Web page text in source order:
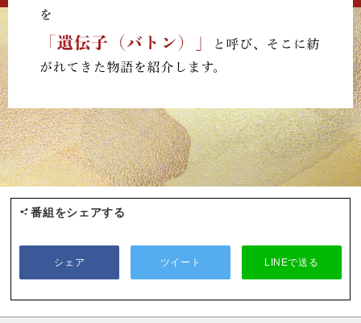
番組をシェアする
シェア ツイート LINEで送る